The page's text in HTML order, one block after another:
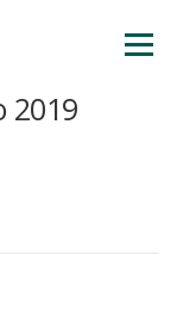
Menú
2019